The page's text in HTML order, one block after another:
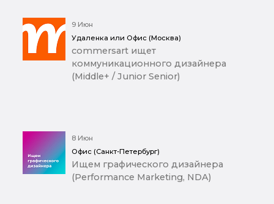
9 Июн
Удаленка или Офис (Москва)
commersart ищет
коммуникационного дизайнера
(Middle+ / Junior Senior)
8 Июн
Офис (Санкт-Петербург)
Ищем графического дизайнера
(Performance Marketing, NDA)